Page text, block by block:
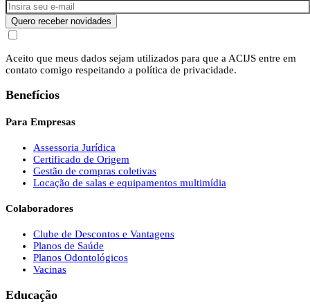
Quero receber novidades
Aceito que meus dados sejam utilizados para que a ACIJS entre em
contato comigo respeitando a política de privacidade.
Benefícios
Para Empresas
Assessoria Jurídica
Certificado de Origem
Gestão de compras coletivas
Locação de salas e equipamentos multimídia
Colaboradores
Clube de Descontos e Vantagens
Planos de Saúde
Planos Odontológicos
Vacinas
Educação